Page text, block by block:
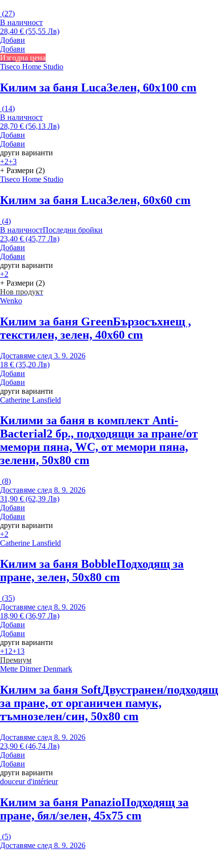
(27)
В наличност
28,40 € (55,55 Лв)
Добави
Добави
Изгодна цена
Tiseco Home Studio
Килим за баня LucaЗелен, 60x100 cm
(14)
В наличност
28,70 € (56,13 Лв)
Добави
Добави
други варианти
+2+3
+ Размери (2)
Tiseco Home Studio
Килим за баня LucaЗелен, 60x60 cm
(4)
В наличностПоследни бройки
23,40 € (45,77 Лв)
Добави
Добави
други варианти
+2
+ Размери (2)
Нов продукт
Wenko
Килим за баня GreenБързосъхнещ ,
текстилен, зелен, 40x60 cm
Доставяме след 3. 9. 2026
18 € (35,20 Лв)
Добави
Добави
други варианти
Catherine Lansfield
Килими за баня в комплект Anti-
Bacterial2 бр., подходящи за пране/от
мемори пяна, WC, от мемори пяна,
зелени, 50x80 cm
(8)
Доставяме след 8. 9. 2026
31,90 € (62,39 Лв)
Добави
Добави
други варианти
+2
Catherine Lansfield
Килим за баня BobbleПодходящ за
пране, зелен, 50x80 cm
(35)
Доставяме след 8. 9. 2026
18,90 € (36,97 Лв)
Добави
Добави
други варианти
+12+13
Премиум
Mette Ditmer Denmark
Килим за баня SoftДвустранен/подходящ
за пране, от органичен памук,
тъмнозелен/син, 50x80 cm
Доставяме след 8. 9. 2026
23,90 € (46,74 Лв)
Добави
Добави
други варианти
douceur d'intérieur
Килим за баня PanazioПодходящ за
пране, бял/зелен, 45x75 cm
(5)
Доставяме след 8. 9. 2026